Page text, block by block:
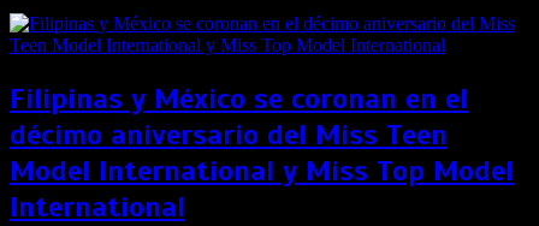
Filipinas y México se coronan en el
décimo aniversario del Miss Teen
Model International y Miss Top Model
International